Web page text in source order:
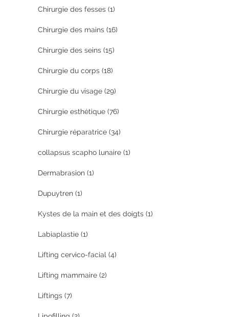
Chirurgie des fesses (1)
Chirurgie des mains (16)
Chirurgie des seins (15)
Chirurgie du corps (18)
Chirurgie du visage (29)
Chirurgie esthétique (76)
Chirurgie réparatrice (34)
collapsus scapho lunaire (1)
Dermabrasion (1)
Dupuytren (1)
Kystes de la main et des doigts (1)
Labiaplastie (1)
Lifting cervico-facial (4)
Lifting mammaire (2)
Liftings (7)